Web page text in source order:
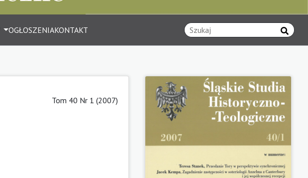
OGŁOSZENIAKONTAKT
Tom 40 Nr 1 (2007)